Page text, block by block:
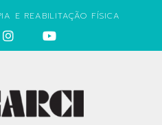
E REABILITAÇÃO FÍSICA